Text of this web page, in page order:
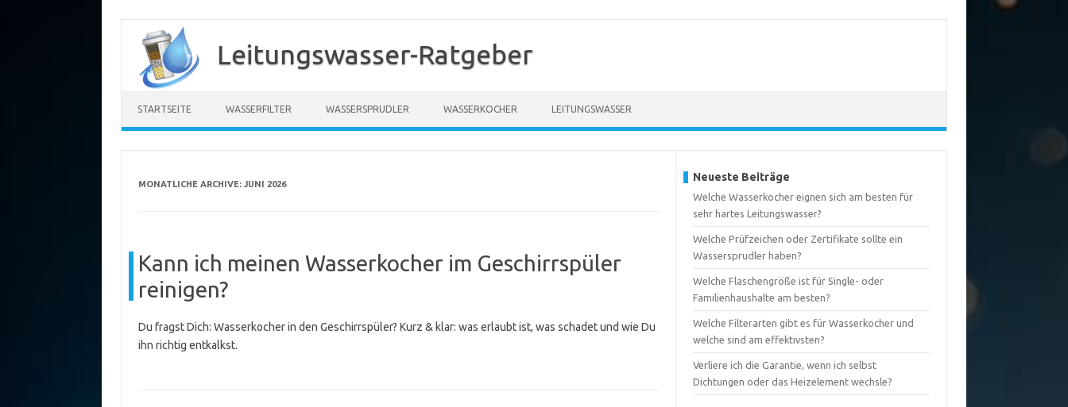
Inhalt
springen
Leitungswasser-Ratgeber
STARTSEITE WASSERFILTER WASSERSPRUDLER WASSERKOCHER LEITUNGSWASSER
MONATLICHE ARCHIVE: JUNI 2026
Kann ich meinen Wasserkocher im Geschirrspüler
reinigen?
Du fragst Dich: Wasserkocher in den Geschirrspüler? Kurz & klar: was erlaubt ist, was schadet und wie Du
ihn richtig entkalkst.
Neueste Beiträge
Welche Wasserkocher eignen sich am besten für
sehr hartes Leitungswasser?
Welche Prüfzeichen oder Zertifikate sollte ein
Wassersprudler haben?
Welche Flaschengröße ist für Single- oder
Familienhaushalte am besten?
Welche Filterarten gibt es für Wasserkocher und
welche sind am effektivsten?
Verliere ich die Garantie, wenn ich selbst
Dichtungen oder das Heizelement wechsle?